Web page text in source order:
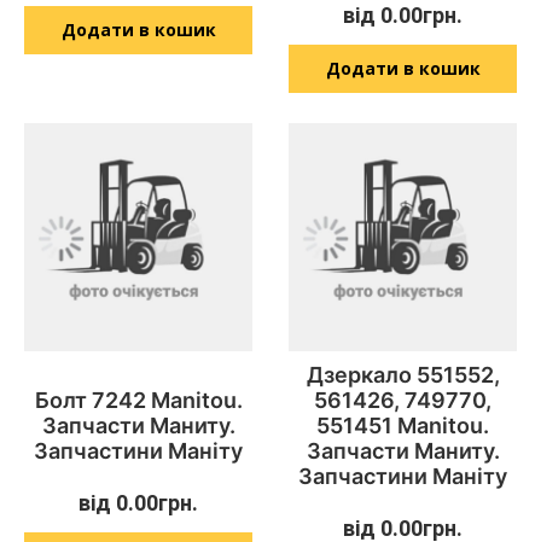
Додати в кошик
від 0.00грн.
Додати в кошик
Болт 7242 Manitou.
Запчасти Маниту.
Запчастини Маніту
від 0.00грн.
Дзеркало 551552,
561426, 749770,
551451 Manitou.
Запчасти Маниту.
Запчастини Маніту
від 0.00грн.